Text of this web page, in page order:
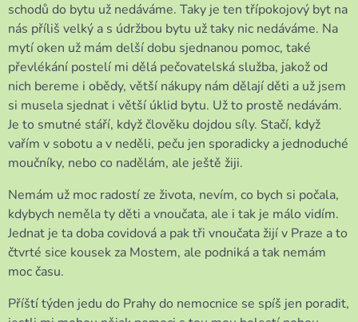
schodů do bytu už nedáváme. Taky je ten třípokojový byt na
nás příliš velký a s údržbou bytu už taky nic nedáváme. Na
mytí oken už mám delší dobu sjednanou pomoc, také
převlékání postelí mi dělá pečovatelská služba, jakož od
nich bereme i obědy, větší nákupy nám dělají děti a už jsem
si musela sjednat i větší úklid bytu. Už to prostě nedávám.
Je to smutné stáří, když člověku dojdou síly. Stačí, když
vařím v sobotu a v neděli, peču jen sporadicky a jednoduché
moučníky, nebo co nadělám, ale ještě žiji.
Nemám už moc radostí ze života, nevím, co bych si počala,
kdybych neměla ty děti a vnoučata, ale i tak je málo vidím.
Jednat je ta doba covidová a pak tři vnoučata žijí v Praze a to
čtvrté sice kousek za Mostem, ale podniká a tak nemám
moc času.
Příští týden jedu do Prahy do nemocnice se spíš jen poradit,